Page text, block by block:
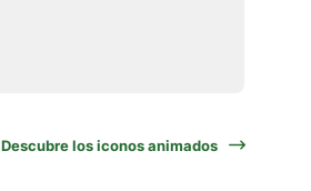
Descubre los iconos animados